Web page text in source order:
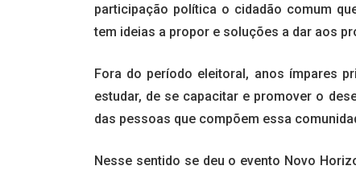
participação política o cidadão comum
tem ideias a propor e soluções a dar aos
Fora do período eleitoral, anos ímpares
estudar, de se capacitar e promover o
das pessoas que compõem essa
Nesse sentido se deu o evento Novo